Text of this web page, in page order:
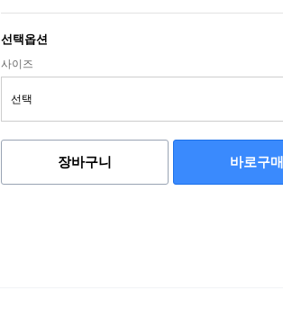
선택옵션
사이즈
장바구니 바로구매